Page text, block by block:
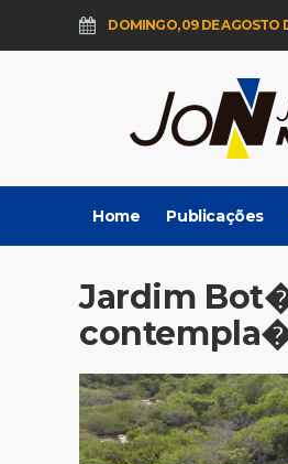
DOMINGO, 09 DE AGOSTO
Home Publicações
Jardim